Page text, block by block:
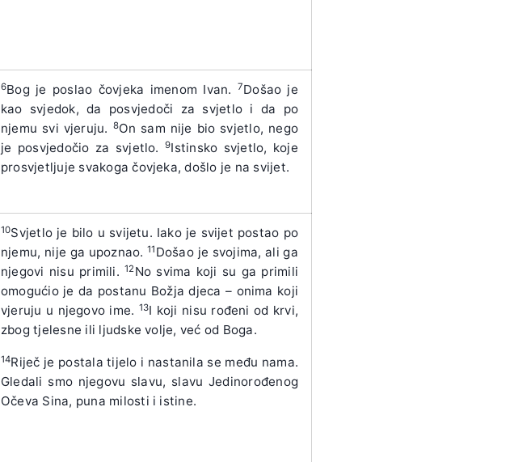
6Bog je poslao čovjeka imenom Ivan. 7Došao je
kao svjedok, da posvjedoči za svjetlo i da po
njemu svi vjeruju. 8On sam nije bio svjetlo, nego
je posvjedočio za svjetlo.9Istinsko svjetlo, koje
prosvjetljuje svakoga čovjeka, došlo je na svijet.
10Svjetlo je bilo u svijetu. Iako je svijet postao po
njemu, nije ga upoznao.11 Došao je svojima, ali ga
njegovi nisu primili.12 No svima koji su ga primili
omogućio je da postanu Božja djeca – onima koji
vjeruju u njegovo ime. 13I koji nisu rođeni od krvi,
zbog tjelesne ili ljudske volje, već od Boga.
14Riječ je postala tijelo i nastanila se među nama.
Gledali smo njegovu slavu, slavu Jedinorođenog
Očeva Sina, puna milosti i istine.